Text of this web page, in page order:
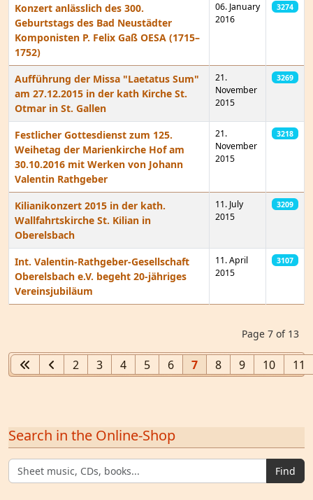
Konzert anlässlich des 300.
Geburtstags des Bad Neustädter
Komponisten P. Felix Gaß OESA (1715–
1752)
06. January
2016
3274
Aufführung der Missa "Laetatus Sum"
am 27.12.2015 in der kath Kirche St.
Otmar in St. Gallen
21.
November
2015
3269
Festlicher Gottesdienst zum 125.
Weihetag der Marienkirche Hof am
30.10.2016 mit Werken von Johann
Valentin Rathgeber
21.
November
2015
3218
Kilianikonzert 2015 in der kath.
Wallfahrtskirche St. Kilian in
Oberelsbach
11. July
2015
3209
Int. Valentin-Rathgeber-Gesellschaft
Oberelsbach e.V. begeht 20-jähriges
Vereinsjubiläum
11. April
2015
3107
Page 7 of 13
2 3 4 5 6 7 8 9 10 11
Search in the Online-Shop
Find